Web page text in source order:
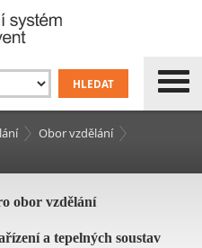
Obor vzdělání
obor vzdělání
a tepelných soustav